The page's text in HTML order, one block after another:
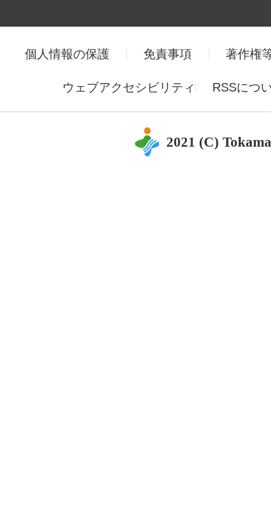
個人情報の保護 免責事項 著作権
ウェブアクセシビリティ RSSにつ
2021 (C)